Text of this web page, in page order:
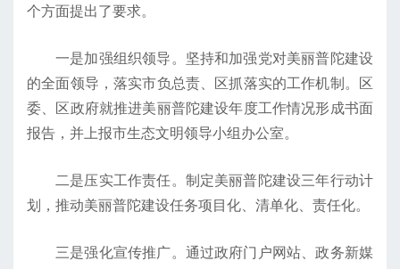
个方面提出了要求。
一是加强组织领导。坚持和加强党对美丽普陀建设
的全面领导，落实市负总责、区抓落实的工作机制。区
委、区政府就推进美丽普陀建设年度工作情况形成书面
报告，并上报市生态文明领导小组办公室。
二是压实工作责任。制定美丽普陀建设三年行动计
划，推动美丽普陀建设任务项目化、清单化、责任化。
三是强化宣传推广。通过政府门户网站、政务新媒